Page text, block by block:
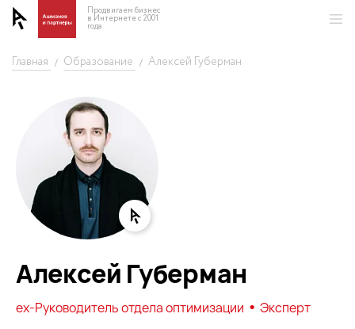
Продвигаем бизнес
в Интернете с 2001
года
Главная / Образование / Алексей Губерман
Алексей Губерман
ех-Руководитель отдела оптимизации • Эксперт